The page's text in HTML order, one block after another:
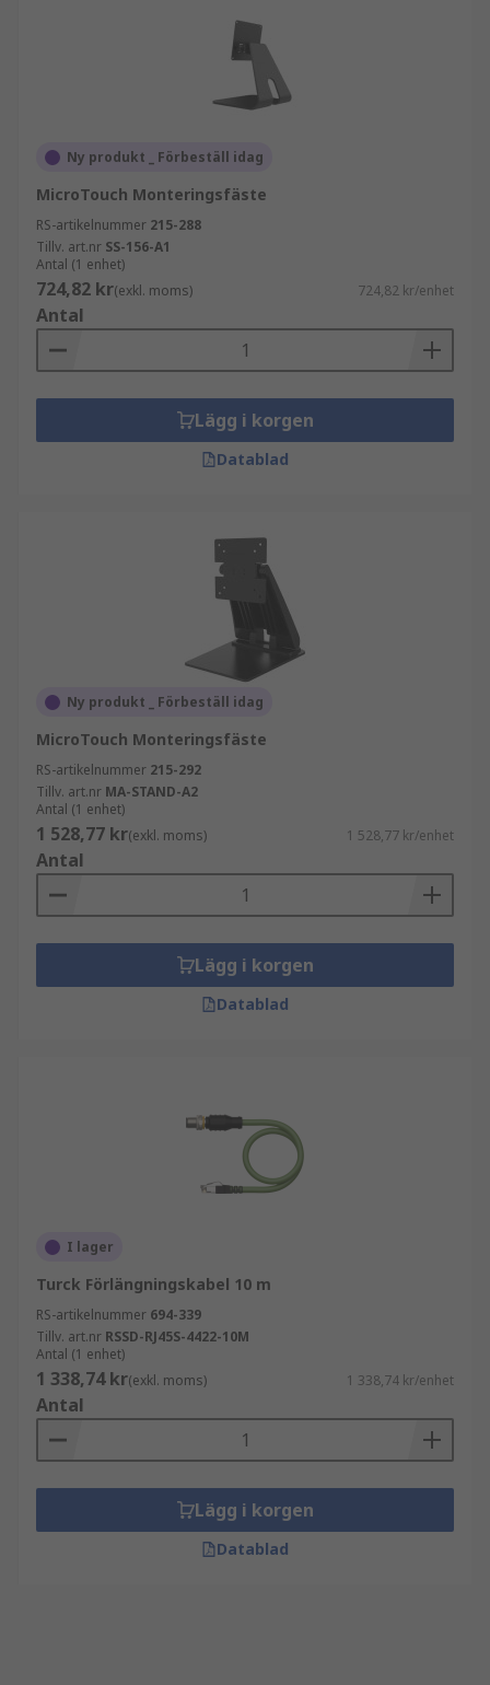
Ny produkt _ Förbeställ idag
MicroTouch Monteringsfäste
RS-artikelnummer 215-288
Tillv. art.nr SS-156-A1
Antal (1 enhet)
724,82 kr(exkl. moms) 724,82 kr/enhet
Antal
Lägg i korgen
Datablad
Ny produkt _ Förbeställ idag
MicroTouch Monteringsfäste
RS-artikelnummer 215-292
Tillv. art.nr MA-STAND-A2
Antal (1 enhet)
1 528,77 kr(exkl. moms) 1 528,77 kr/enhet
Antal
Lägg i korgen
Datablad
I lager
Turck Förlängningskabel 10 m
RS-artikelnummer 694-339
Tillv. art.nr RSSD-RJ45S-4422-10M
Antal (1 enhet)
1 338,74 kr(exkl. moms) 1 338,74 kr/enhet
Antal
Lägg i korgen
Datablad